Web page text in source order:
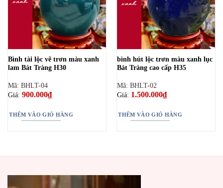
Bình tài lộc vẽ trơn màu xanh
lam Bát Tràng H30
Mã: BHLT-04
Giá: 900.000₫
THÊM VÀO GIỎ HÀNG
bình hút lộc trơn màu xanh lục
Bát Tràng cao cấp H35
Mã: BHLT-02
Giá: 1.500.000₫
THÊM VÀO GIỎ HÀNG